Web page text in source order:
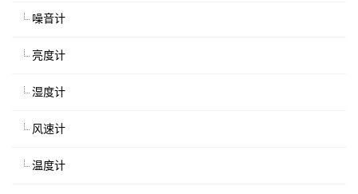
噪音计
亮度计
湿度计
风速计
温度计